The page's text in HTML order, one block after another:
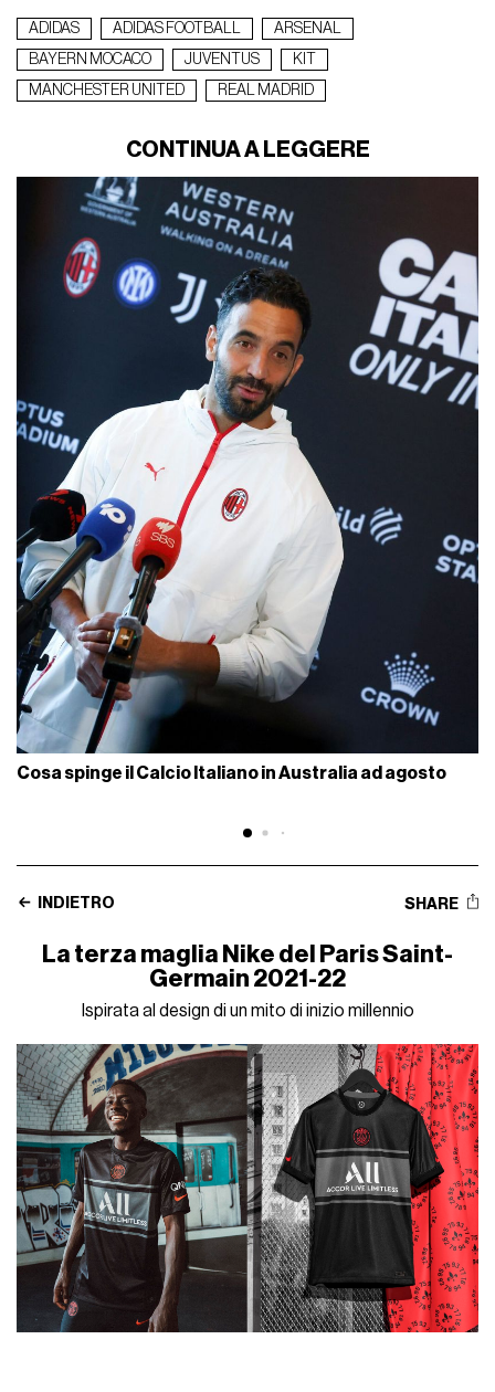
ADIDAS ADIDAS FOOTBALL
ARSENAL
BAYERN MOCACO
JUVENTUS
KIT
MANCHESTER UNITED
REAL MADRID
CONTINUA A LEGGERE
Cosa spinge il Calcio Italiano in Australia ad agosto
INDIETRO SHARE
La terza maglia Nike del Paris Saint-
Germain 2021-22
Ispirata al design di un mito di inizio millennio